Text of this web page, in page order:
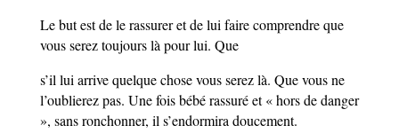
Le but est de le rassurer et de lui faire comprendre que
vous serez toujours là pour lui. Que
s’il lui arrive quelque chose vous serez là. Que vous ne
l’oublierez pas. Une fois bébé rassuré et « hors de danger
», sans ronchonner, il s’endormira doucement.